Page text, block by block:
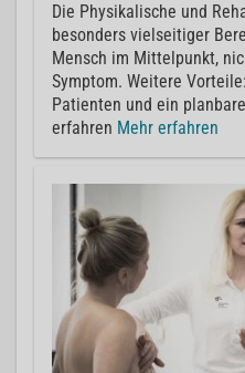
Die Physikalische und
besonders vielseitiger
Mensch im Mittelpunkt,
Symptom. Weitere
Patienten und ein
erfahren Mehr erfahren